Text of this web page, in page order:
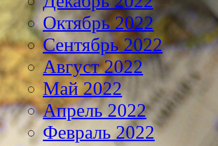
Октябрь 2022
Сентябрь 2022
Август 2022
Май 2022
Апрель 2022
Февраль 2022